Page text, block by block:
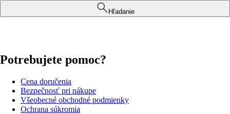
Hľadanie
Potrebujete pomoc?
Cena doručenia
Bezpečnosť pri nákupe
Všeobecné obchodné podmienky
Ochrana súkromia